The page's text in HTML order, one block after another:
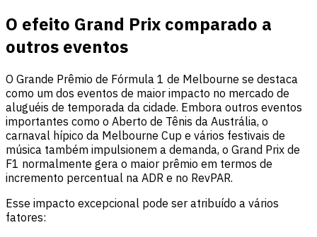
O efeito Grand Prix comparado a
outros eventos
O Grande Prêmio de Fórmula 1 de Melbourne se destaca
como um dos eventos de maior impacto no mercado de
aluguéis de temporada da cidade. Embora outros eventos
importantes como o Aberto de Tênis da Austrália, o
carnaval hípico da Melbourne Cup e vários festivais de
música também impulsionem a demanda, o Grand Prix de
F1 normalmente gera o maior prêmio em termos de
incremento percentual na ADR e no RevPAR.
Esse impacto excepcional pode ser atribuído a vários
fatores: